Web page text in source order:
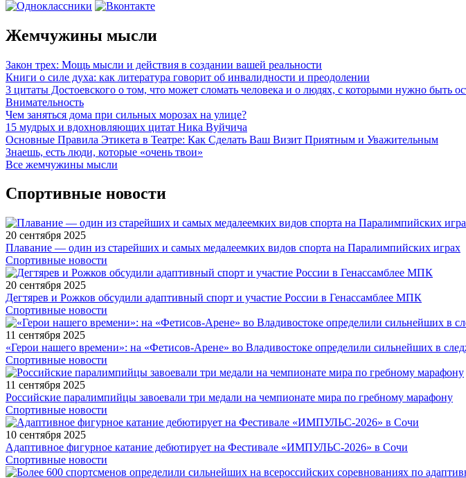
Жемчужины мысли
Закон трех: Мощь мысли и действия в создании вашей реальности
Книги о силе духа: как литература говорит об инвалидности и преодолении
3 цитаты Достоевского о том, что может сломать человека и о людях, с которыми нужно быть
Внимательность
Чем заняться дома при сильных морозах на улице?
15 мудрых и вдохновляющих цитат Ника Вуйчича
Основные Правила Этикета в Театре: Как Сделать Ваш Визит Приятным и Уважительным
Знаешь, есть люди, которые «очень твои»
Все жемчужины мысли
Спортивные новости
20 сентября 2025
Плавание — один из старейших и самых медалеемких видов спорта на Паралимпийских играх
Спортивные новости
20 сентября 2025
Дегтярев и Рожков обсудили адаптивный спорт и участие России в Генассамблее МПК
Спортивные новости
11 сентября 2025
«Герои нашего времени»: на «Фетисов-Арене» во Владивостоке определили сильнейших в
Спортивные новости
11 сентября 2025
Российские паралимпийцы завоевали три медали на чемпионате мира по гребному марафону
Спортивные новости
10 сентября 2025
Адаптивное фигурное катание дебютирует на Фестивале «ИМПУЛЬС-2026» в Сочи
Спортивные новости